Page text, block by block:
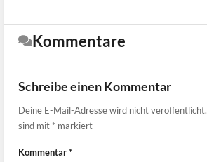
Kommentare
Schreibe einen Kommentar
Deine E-Mail-Adresse wird nicht veröffentlicht.
sind mit * markiert
Kommentar*